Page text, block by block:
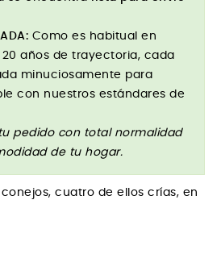
Como es habitual en
años de trayectoria, cada
minuciosamente para
con nuestros estándares de
pedido con total normalidad
de tu hogar.
cuatro de ellos crías, en